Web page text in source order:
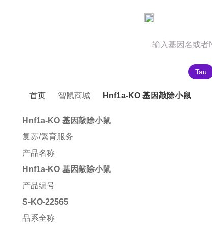
Tau
首页 智鼠商城 Hnf1a-KO 基因敲除小鼠
Hnf1a-KO 基因敲除小鼠
复苏/繁育服务
产品名称
Hnf1a-KO 基因敲除小鼠
产品编号
S-KO-22565
品系全称